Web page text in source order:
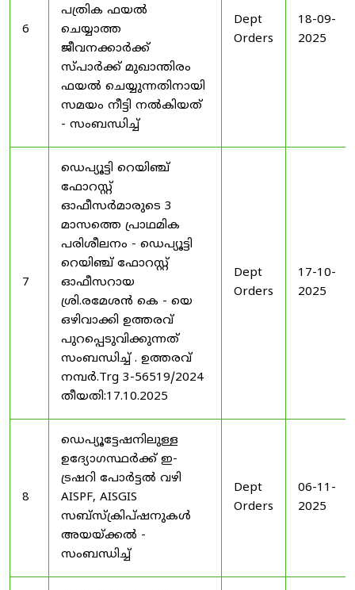
6
പത്രിക ഫയൽ
ചെയ്യാത്ത
ജീവനക്കാർക്ക്
സ്പാർക്ക് മുഖാന്തിരം
ഫയൽ ചെയ്യുന്നതിനായി
സമയം നീട്ടി നൽകിയത്
- സംബന്ധിച്ച്
Dept
Orders
18-09-
2025
7
ഡെപ്യൂട്ടി റെയിഞ്ച്
ഫോറസ്റ്റ്
ഓഫീസർമാരുടെ 3
മാസത്തെ പ്രാഥമിക
പരിശീലനം - ഡെപ്യൂട്ടി
റെയിഞ്ച് ഫോറസ്റ്റ്
ഓഫീസറായ
ശ്രി.രമേശൻ കെ - യെ
ഒഴിവാക്കി ഉത്തരവ്
പുറപ്പെടുവിക്കുന്നത്
സംബന്ധിച്ച് . ഉത്തരവ്
നമ്പർ.Trg 3-56519/2024
തീയതി:17.10.2025
Dept
Orders
17-10-
2025
8
ഡെപ്യൂട്ടേഷനിലുള്ള
ഉദ്യോഗസ്ഥർക്ക് ഇ-
ട്രഷറി പോർട്ടൽ വഴി
AISPF, AISGIS
സബ്‌സ്‌ക്രിപ്‌ഷനുകൾ
അയയ്ക്കൽ -
സംബന്ധിച്ച്
Dept
Orders
06-11-
2025